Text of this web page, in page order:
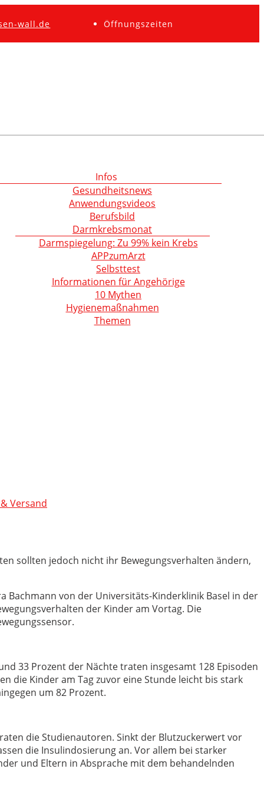
wall.de Öffnungszeiten
Infos
Gesundheitsnews
Anwendungsvideos
Berufsbild
Darmkrebsmonat
Darmspiegelung: Zu 99% kein Krebs
APPzumArzt
Selbsttest
Informationen für Angehörige
10 Mythen
Hygienemaßnahmen
Themen
Versand
sollten jedoch nicht ihr Bewegungsverhalten ändern,
Bachmann von der Universitäts-Kinderklinik Basel in der
der Kinder am Vortag. Die
33 Prozent der Nächte traten insgesamt 128 Episoden
die Kinder am Tag zuvor eine Stunde leicht bis stark
um 82 Prozent.
die Studienautoren. Sinkt der Blutzuckerwert vor
die Insulindosierung an. Vor allem bei starker
und Eltern in Absprache mit dem behandelnden